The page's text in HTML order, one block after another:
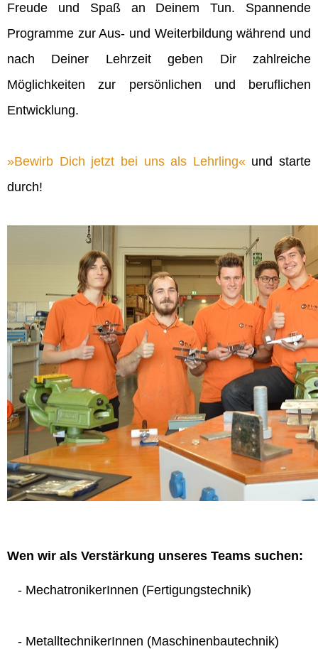
Freude und Spaß an Deinem Tun. Spannende
Programme zur Aus- und Weiterbildung während und
nach Deiner Lehrzeit geben Dir zahlreiche
Möglichkeiten zur persönlichen und beruflichen
Entwicklung.
Bewirb Dich jetzt bei uns als Lehrling und starte
durch!
Wen wir als Verstärkung unseres Teams suchen:
- MechatronikerInnen (Fertigungstechnik)
- MetalltechnikerInnen (Maschinenbautechnik)